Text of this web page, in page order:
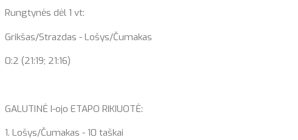
Rungtynės dėl 1 vt:
Grikšas/Strazdas - Lošys/Čumakas
0:2 (21:19; 21:16)
GALUTINĖ I-ojo ETAPO RIKIUOTĖ:
1. Lošys/Čumakas - 10 taškai